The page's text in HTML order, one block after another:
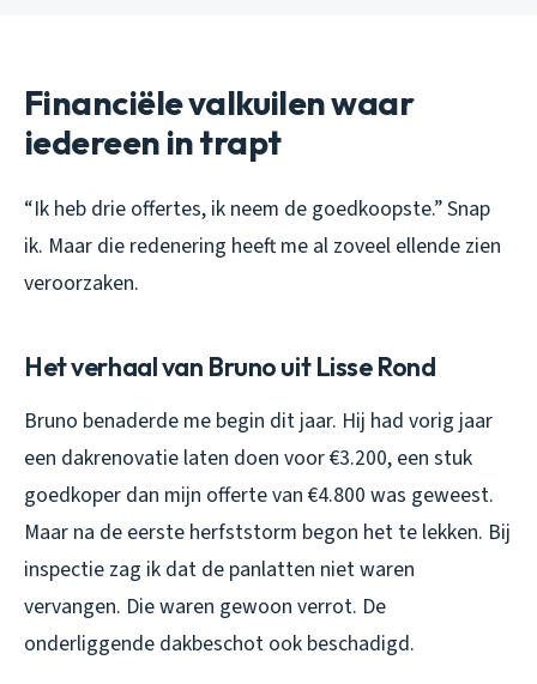
Financiële valkuilen waar
iedereen in trapt
“Ik heb drie offertes, ik neem de goedkoopste.” Snap
ik. Maar die redenering heeft me al zoveel ellende zien
veroorzaken.
Het verhaal van Bruno uit Lisse Rond
Bruno benaderde me begin dit jaar. Hij had vorig jaar
een dakrenovatie laten doen voor €3.200, een stuk
goedkoper dan mijn offerte van €4.800 was geweest.
Maar na de eerste herfststorm begon het te lekken. Bij
inspectie zag ik dat de panlatten niet waren
vervangen. Die waren gewoon verrot. De
onderliggende dakbeschot ook beschadigd.